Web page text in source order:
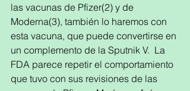
las vacunas de Pfizer(2) y de
Moderna(3), también lo haremos con
esta vacuna, que puede convertirse en
un complemento de la Sputnik V.  La
FDA parece repetir el comportamiento
que tuvo con sus revisiones de las